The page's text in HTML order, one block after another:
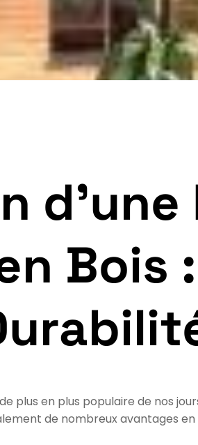
d’une
Bois
plus en plus populaire de nos
de nombreux avantages